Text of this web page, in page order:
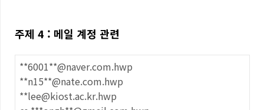
주제 4 : 메일 계정 관련
**6001**@naver.com.hwp
**n15**@nate.com.hwp
**lee@kiost.ac.kr.hwp